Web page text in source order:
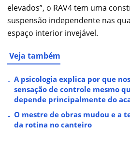
elevados”, o RAV4 tem uma
suspensão independente nas
espaço interior invejável.
Veja também
A psicologia explica por que
sensação de controle mesmo
depende principalmente do
O mestre de obras mudou e a
da rotina no canteiro